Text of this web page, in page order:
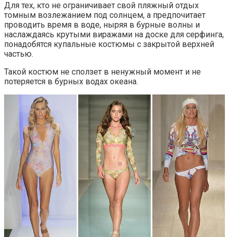
Для тех, кто не ограничивает свой пляжный отдых
томным возлежанием под солнцем, а предпочитает
проводить время в воде, ныряя в бурные волны и
наслаждаясь крутыми виражами на доске для серфинга,
понадобятся купальные костюмы с закрытой верхней
частью.
Такой костюм не сползет в ненужный момент и не
потеряется в бурных водах океана.